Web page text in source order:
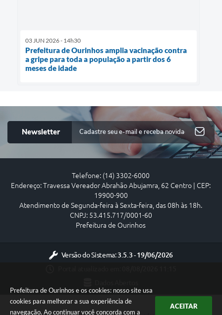
Prefeitura de Ourinhos e os cookies: nosso site usa
cookies para melhorar a sua experiência de
navegação. Ao continuar você concorda com a
ACEITAR
03 JUN 2026 - 14h30
Prefeitura de Ourinhos amplia vacinação contra
a gripe para toda a população a partir dos 6
meses de idade
Newsletter
Telefone: (14) 3302-6000
Endereço: Travessa Vereador Abrahão Abujamra, 62 Centro | CEP:
19900-900
Atendimento de Segunda-feira à Sexta-feira, das 08h às 18h.
CNPJ: 53.415.717/0001-60
Prefeitura de Ourinhos
Versão do Sistema:3.5.3 - 19/06/2026